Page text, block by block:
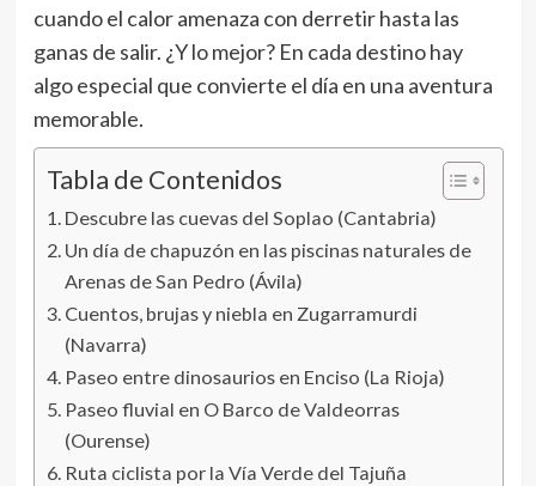
cuando el calor amenaza con derretir hasta las
ganas de salir. ¿Y lo mejor? En cada destino hay
algo especial que convierte el día en una aventura
memorable.
Tabla de Contenidos
Descubre las cuevas del Soplao (Cantabria)
Un día de chapuzón en las piscinas naturales de
Arenas de San Pedro (Ávila)
Cuentos, brujas y niebla en Zugarramurdi
(Navarra)
Paseo entre dinosaurios en Enciso (La Rioja)
Paseo fluvial en O Barco de Valdeorras
(Ourense)
Ruta ciclista por la Vía Verde del Tajuña